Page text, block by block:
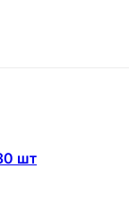
шт